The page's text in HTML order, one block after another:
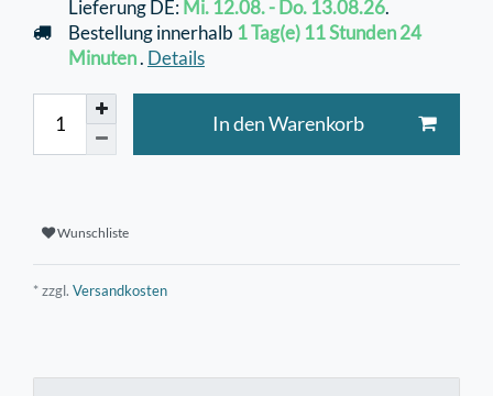
Lieferung DE:Mi. 12.08. - Do. 13.08.26.
Bestellung innerhalb 1 Tag(e) 11 Stunden24
Minuten. Details
In den Warenkorb
Wunschliste
* zzgl. Versandkosten